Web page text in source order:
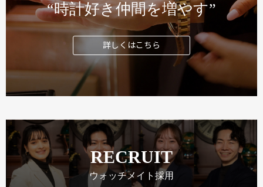
“時計好き仲間を増やす”
詳しくはこちら
RECRUIT
ウォッチメイト採用